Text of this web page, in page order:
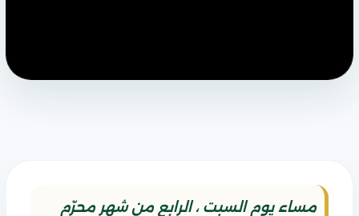
مساء يوم السبت ، الرابع من شهر محرّم